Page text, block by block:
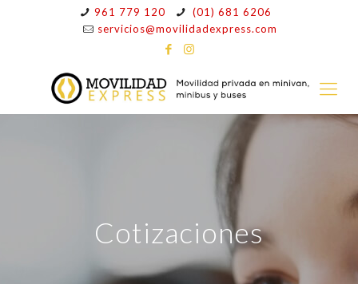
961 779 120
(01) 681 6206
servicios@movilidadexpress.com
Cotizaciones